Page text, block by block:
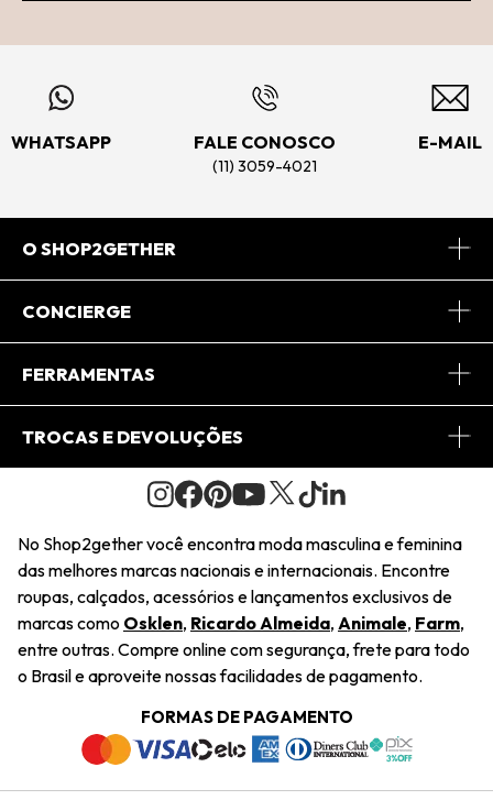
WHATSAPP FALE CONOSCO
(11) 3059-4021
E-MAIL
O SHOP2GETHER
Sobre Nós
Journal
Saiu na Mídia
Sustentabilidade
Navegando
Termos e Condições
Trabalhe Conosco
CONCIERGE
Central de Relacionamento
Regulamento e Promoções
FERRAMENTAS
Minha Conta
Pedido de Presente
Wishlist
TROCAS E DEVOLUÇÕES
Condições Gerais
Troca Fácil
Restituição de Pagamento
Dúvidas Frequentes
Termos e Condições
Política de Privacidade
No Shop2gether você encontra moda masculina e feminina
das melhores marcas nacionais e internacionais. Encontre
roupas, calçados, acessórios e lançamentos exclusivos de
marcas como Osklen, Ricardo Almeida, Animale, Farm,
entre outras. Compre online com segurança, frete para todo
o Brasil e aproveite nossas facilidades de pagamento.
FORMAS DE PAGAMENTO